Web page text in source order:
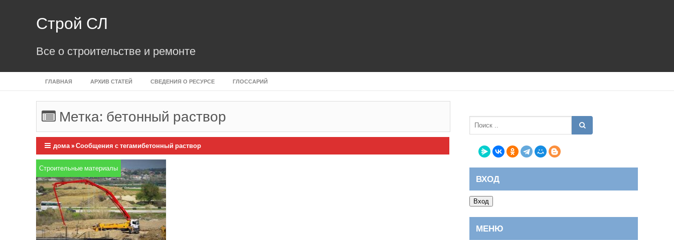
Строй СЛ
Все о строительстве и ремонте
ГЛАВНАЯ АРХИВ СТАТЕЙ СВЕДЕНИЯ О РЕСУРСЕ ГЛОССАРИЙ
Метка: бетонный раствор
дома»Сообщения с тегамибетонный раствор
Строительные материалы
ВХОД
Вход
МЕНЮ